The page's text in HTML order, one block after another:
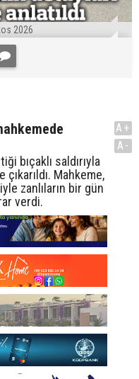
2026
bıçaklı saldırıyla
Mahkeme,
zanlıların bir gün
verdi.
A+
A-